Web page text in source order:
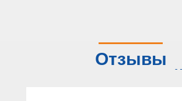
Отзывы
слушателей